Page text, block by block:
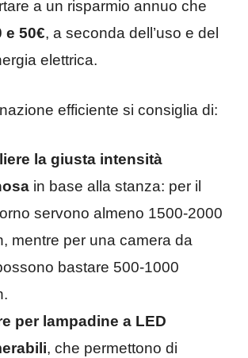
a un risparmio annuo che
e 50€, a seconda dell’uso e del
elettrica.
efficiente si consiglia di:
la giusta intensità
in base alla stanza: per il
servono almeno 1500-2000
mentre per una camera da
bastare 500-1000
per lampadine a LED
, che permettono di